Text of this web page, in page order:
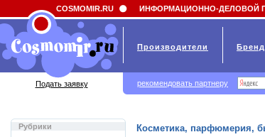
Field 'news_title' doesn't have a default value
Рубрики
Косметика, парфюмерия,
COSMOMIR.RU ИНФОРМАЦИОННО-ДЕЛОВОЙ
Производители
Подать заявку рекомендовать партнеру